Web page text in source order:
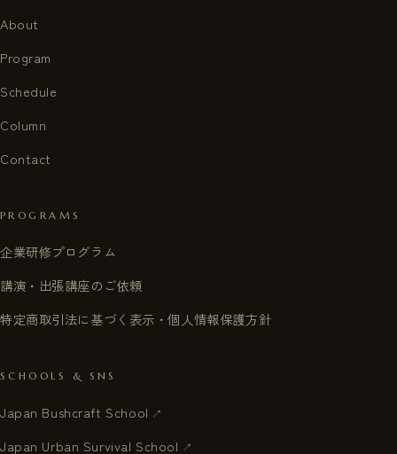
About
Program
Schedule
Column
Contact
PROGRAMS
企業研修プログラム
講演・出張講座のご依頼
特定商取引法に基づく表示・個人情報保護方針
SCHOOLS & SNS
Japan Bushcraft School
Japan Urban Survival School